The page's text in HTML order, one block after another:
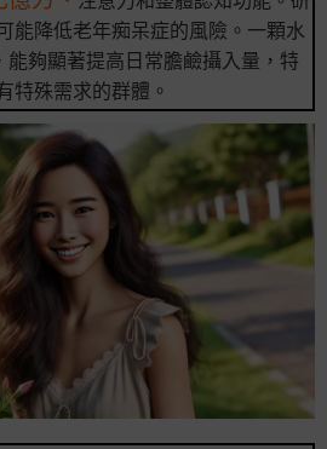
能降低老年痴呆症的風險。一顆水
夠顯著提高日常膽鹼攝入量，特
特殊需求的群體。